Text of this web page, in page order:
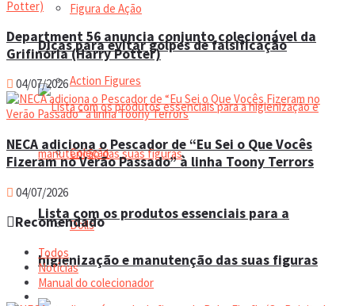
Figura de Ação
Action Figures
Coleção
Dolls
Manual do colecionador
Dicas para evitar golpes de falsificação
Lista com os produtos essenciais para a
higienização e manutenção das suas figuras
Department 56 anuncia conjunto colecionável da
Grifinória (Harry Potter)
04/07/2026
NECA adiciona o Pescador de “Eu Sei o Que Vocês
Fizeram no Verão Passado” à linha Toony Terrors
04/07/2026
Recomendado
Todos
Notícias
Manual do colecionador